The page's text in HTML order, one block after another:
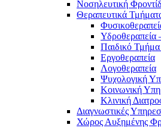
Νοσηλευτική
Θεραπευτικά
Υδροθεραπεία
Παιδικό Τμήμα
Εργοθεραπεία
Λογοθεραπεία
Ψυχολογική
Κοινωνική
Κλινική
Διαγνωστικές
Χώρος Αυξημένης